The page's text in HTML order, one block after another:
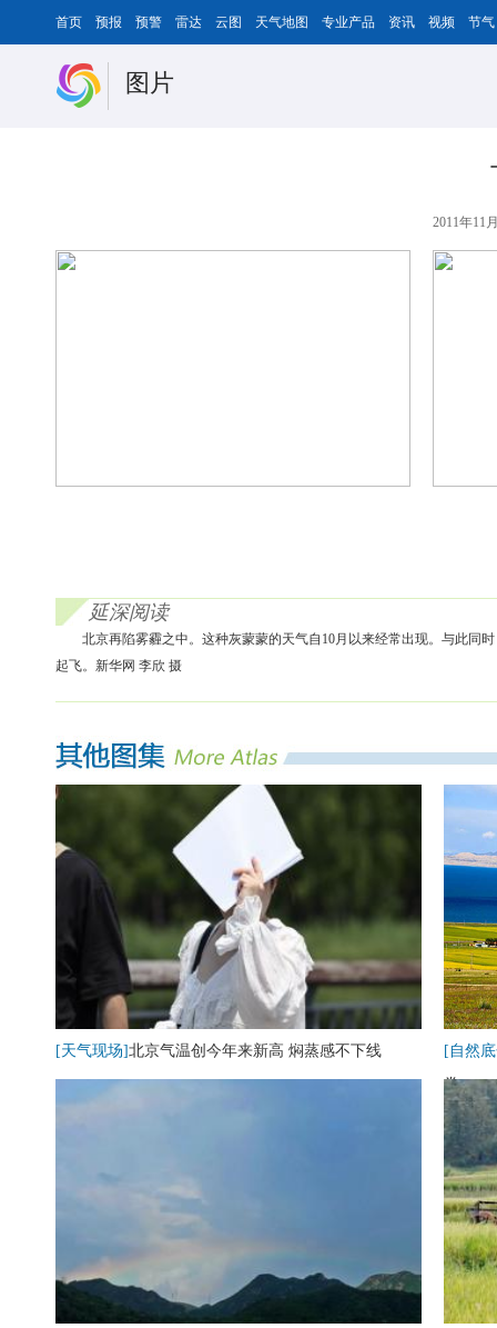
首页 预报 预警 雷达 云图 天气地图 专业产品 资讯 视频 节气
图片
2011年11
延深阅读
北京再陷雾霾之中。这种灰蒙蒙的天气自10月以来经常出现。与此同
起飞。新华网 李欣 摄
[天气现场]北京气温创今年来新高 焖蒸感不下线
[自然
卷